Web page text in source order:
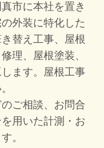
市に本社を置き
外装に特化した
替え工事、屋根
理、屋根塗装、
ます。屋根工事
ご相談、お問合
を用いた計測・お
。